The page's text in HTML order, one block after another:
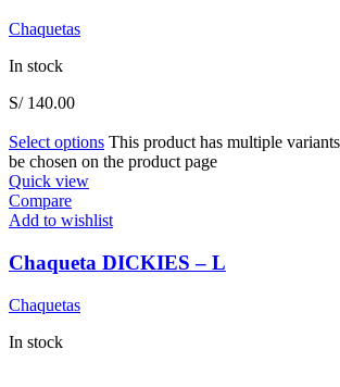
Chaquetas
In stock
S/140.00
Select options This product has multiple
be chosen on the product page
Quick view
Compare
Add to wishlist
Chaqueta DICKIES – L
Chaquetas
In stock